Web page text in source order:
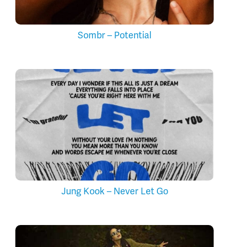
Sombr – Potential
Jung Kook – Never Let Go